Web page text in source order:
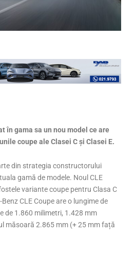
în gama sa un nou model ce are
coupe ale Clasei C și Clasei E.
din strategia constructorului
gamă de modele. Noul CLE
variante coupe pentru Clasa C
CLE Coupe are o lungime de
de 1.860 milimetri, 1.428 mm
măsoară 2.865 mm (+ 25 mm față